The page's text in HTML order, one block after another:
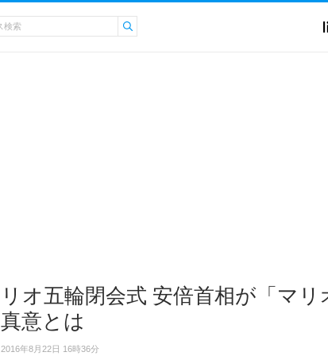
リオ五輪閉会式 安倍首相が「マ
真意とは
2016年8月22日 16時36分